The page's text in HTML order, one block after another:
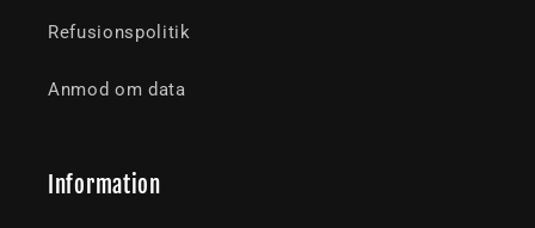
Refusionspolitik
Anmod om data
Information